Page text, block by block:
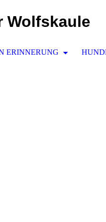
Wolfskaule
ERINNERUNG